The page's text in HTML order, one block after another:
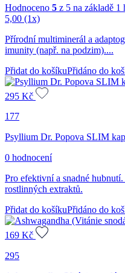
Hodnoceno 5 z 5 na základě 1
5,00 (1x)
Přírodní multiminerál a
imunity (např. na podzim)....
Přidat do košíkuPřidáno do
295 Kč
177
Psyllium Dr. Popova SLIM
0 hodnocení
Pro efektivní a snadné
rostlinných extraktů.
Přidat do košíkuPřidáno do
169 Kč
295